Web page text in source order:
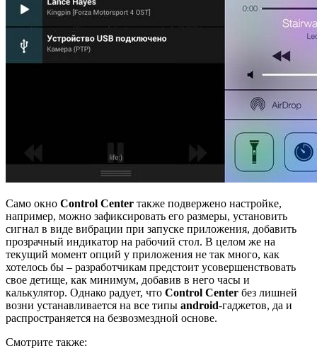
Само окно Control Center также подвержено настройке,
например, можно зафиксировать его размеры, установить
сигнал в виде вибрации при запуске приложения, добавить
прозрачный индикатор на рабочий стол. В целом же на
текущий момент опций у приложения не так много, как
хотелось бы – разработчикам предстоит усовершенствовать
свое детище, как минимум, добавив в него часы и
калькулятор. Однако радует, что Control Center без лишней
возни устанавливается на все типы android-гаджетов, да и
распространяется на безвозмездной основе.
Смотрите также: